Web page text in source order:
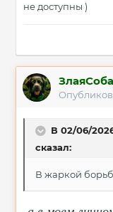
не доступны )
В 02/06/
сказал:
В жаркой